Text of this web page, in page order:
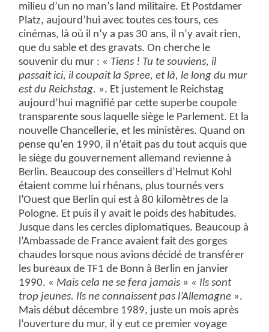
milieu d’un no man’s land militaire. Et Postdamer
Platz, aujourd’hui avec toutes ces tours, ces
cinémas, là où il n’y a pas 30 ans, il n’y avait rien,
que du sable et des gravats. On cherche le
souvenir du mur : « Tiens ! Tu te souviens, il
passait ici, il coupait la Spree, et là, le long du mur
est du Reichstag. ». Et justement le Reichstag
aujourd’hui magnifié par cette superbe coupole
transparente sous laquelle siège le Parlement. Et la
nouvelle Chancellerie, et les ministères. Quand on
pense qu’en 1990, il n’était pas du tout acquis que
le siège du gouvernement allemand revienne à
Berlin. Beaucoup des conseillers d’Helmut Kohl
étaient comme lui rhénans, plus tournés vers
l’Ouest que Berlin qui est à 80 kilomètres de la
Pologne. Et puis il y avait le poids des habitudes.
Jusque dans les cercles diplomatiques. Beaucoup à
l’Ambassade de France avaient fait des gorges
chaudes lorsque nous avions décidé de transférer
les bureaux de TF1 de Bonn à Berlin en janvier
1990. « Mais cela ne se fera jamais » « Ils sont
trop jeunes. Ils ne connaissent pas l’Allemagne ».
Mais début décembre 1989, juste un mois après
l’ouverture du mur, il y eut ce premier voyage